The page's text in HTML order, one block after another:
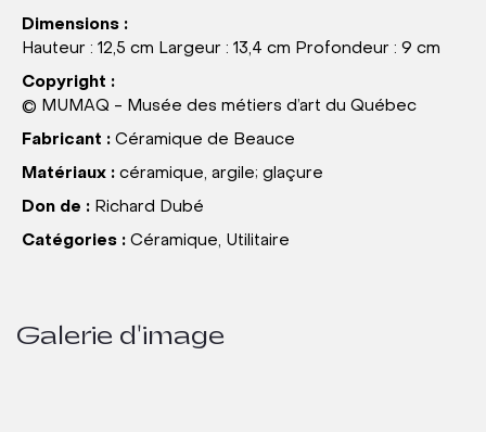
Dimensions :
Hauteur : 12,5 cm Largeur : 13,4 cm Profondeur : 9 cm
Copyright :
© MUMAQ - Musée des métiers d’art du Québec
Fabricant : Céramique de Beauce
Matériaux : céramique, argile; glaçure
Don de : Richard Dubé
Catégories : Céramique, Utilitaire
Galerie d'image